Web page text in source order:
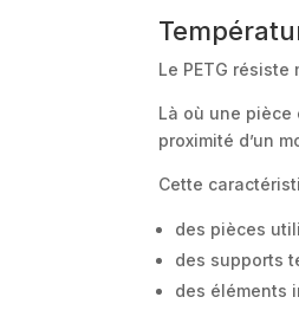
Le PETG
Là où une pièce
proximité d’un
Cette
des pièces
des supports
des éléments